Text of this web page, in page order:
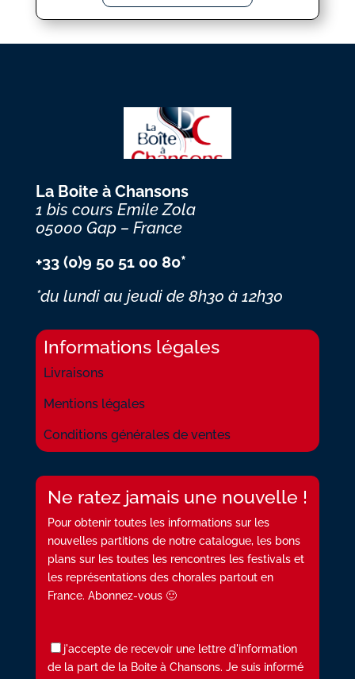
La Boite à Chansons
1 bis cours Emile Zola
05000 Gap – France
+33 (0)9 50 51 00 80*
*du lundi au jeudi de 8h30 à 12h30
Informations légales
Livraisons
Mentions légales
Conditions générales de ventes
Ne ratez jamais une nouvelle !
Pour obtenir toutes les informations sur les
nouvelles partitions de notre catalogue, les bons
plans sur les toutes les rencontres les festivals et
les représentations des chorales partout en
France. Abonnez-vous 🙂
j'accepte de recevoir une lettre d'information
de la part de la Boite à Chansons. Je suis informé